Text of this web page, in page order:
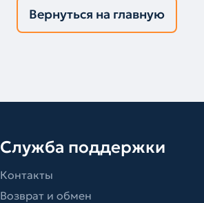
Вернуться на главную
Служба поддержки
Контакты
Возврат и обмен